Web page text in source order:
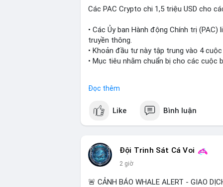
Các PAC Crypto chi 1,5 triệu USD cho
• Các Ủy ban Hành động Chính trị
truyền thông.
• Khoản đầu tư này tập trung vào 4
• Mục tiêu nhằm chuẩn bị cho các cuộc
#vlikevn #titanbot
📰 Nguồn: Cointelegraph
Đọc thêm
Like Bình luận
Đội Trinh Sát Cá Voi
2 giờ
🚨 CẢNH BÁO WHALE ALERT - GIAO